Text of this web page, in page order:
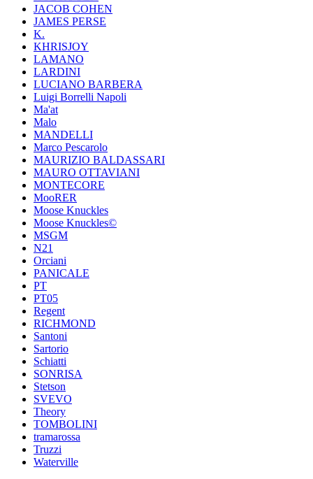
JACOB COHEN
JAMES PERSE
K.
KHRISJOY
LAMANO
LARDINI
LUCIANO BARBERA
Luigi Borrelli Napoli
Ma'at
Malo
MANDELLI
Marco Pescarolo
MAURIZIO BALDASSARI
MAURO OTTAVIANI
MONTECORE
MooRER
Moose Knuckles
Moose Knuckles©️
MSGM
N21
Orciani
PANICALE
PT
PT05
Regent
RICHMOND
Santoni
Sartorio
Schiatti
SONRISA
Stetson
SVEVO
Theory
TOMBOLINI
tramarossa
Truzzi
Waterville